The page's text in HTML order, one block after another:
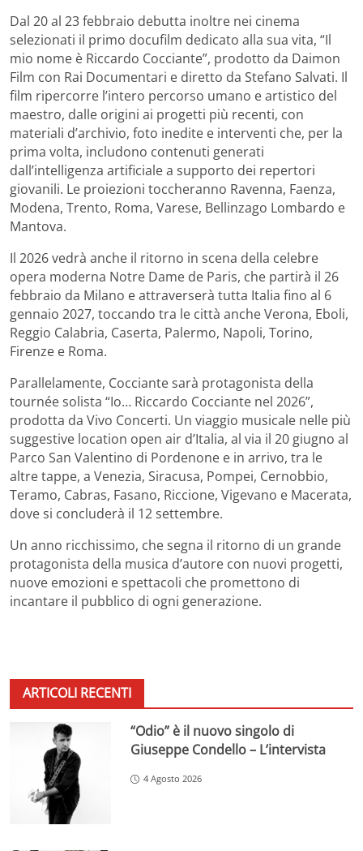
Dal 20 al 23 febbraio debutta inoltre nei cinema
selezionati il primo docufilm dedicato alla sua vita, “Il
mio nome è Riccardo Cocciante”, prodotto da Daimon
Film con Rai Documentari e diretto da Stefano Salvati. Il
film ripercorre l’intero percorso umano e artistico del
maestro, dalle origini ai progetti più recenti, con
materiali d’archivio, foto inedite e interventi che, per la
prima volta, includono contenuti generati
dall’intelligenza artificiale a supporto dei repertori
giovanili. Le proiezioni toccheranno Ravenna, Faenza,
Modena, Trento, Roma, Varese, Bellinzago Lombardo e
Mantova.
Il 2026 vedrà anche il ritorno in scena della celebre
opera moderna Notre Dame de Paris, che partirà il 26
febbraio da Milano e attraverserà tutta Italia fino al 6
gennaio 2027, toccando tra le città anche Verona, Eboli,
Reggio Calabria, Caserta, Palermo, Napoli, Torino,
Firenze e Roma.
Parallelamente, Cocciante sarà protagonista della
tournée solista “Io… Riccardo Cocciante nel 2026”,
prodotta da Vivo Concerti. Un viaggio musicale nelle più
suggestive location open air d’Italia, al via il 20 giugno al
Parco San Valentino di Pordenone e in arrivo, tra le
altre tappe, a Venezia, Siracusa, Pompei, Cernobbio,
Teramo, Cabras, Fasano, Riccione, Vigevano e Macerata,
dove si concluderà il 12 settembre.
Un anno ricchissimo, che segna il ritorno di un grande
protagonista della musica d’autore con nuovi progetti,
nuove emozioni e spettacoli che promettono di
incantare il pubblico di ogni generazione.
ARTICOLI RECENTI
“Odio” è il nuovo singolo di
Giuseppe Condello – L’intervista
4 Agosto 2026